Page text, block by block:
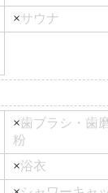
×サウナ
×歯ブラシ・歯
粉
×浴衣